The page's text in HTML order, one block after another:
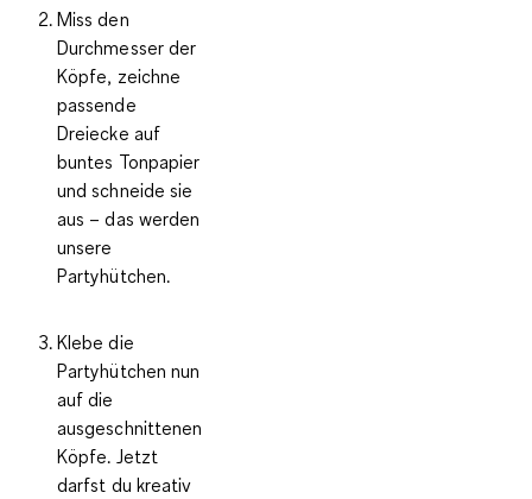
Miss den
Durchmesser der
Köpfe, zeichne
passende
Dreiecke auf
buntes Tonpapier
und schneide sie
aus – das werden
unsere
Partyhütchen.
Klebe die
Partyhütchen nun
auf die
ausgeschnittenen
Köpfe. Jetzt
darfst du kreativ